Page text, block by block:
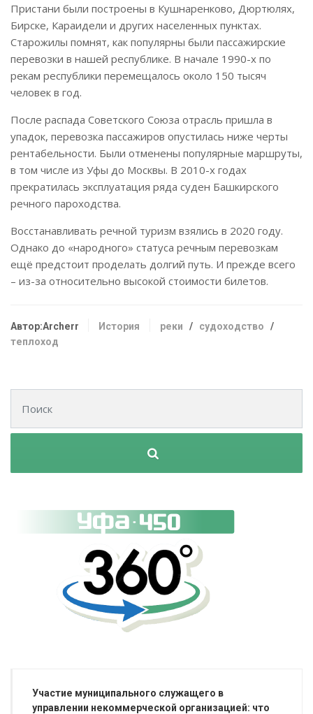
Пристани были построены в Кушнаренково, Дюртюлях,
Бирске, Караидели и других населенных пунктах.
Старожилы помнят, как популярны были пассажирские
перевозки в нашей республике. В начале 1990-х по
рекам республики перемещалось около 150 тысяч
человек в год.
После распада Советского Союза отрасль пришла в
упадок, перевозка пассажиров опустилась ниже черты
рентабельности. Были отменены популярные маршруты,
в том числе из Уфы до Москвы. В 2010-х годах
прекратилась эксплуатация ряда суден Башкирского
речного пароходства.
Восстанавливать речной туризм взялись в 2020 году.
Однако до «народного» статуса речным перевозкам
ещё предстоит проделать долгий путь. И прежде всего
– из-за относительно высокой стоимости билетов.
Автор:Archerr История реки / судоходство /
теплоход
Участие муниципального служащего в
управлении некоммерческой организацией: что